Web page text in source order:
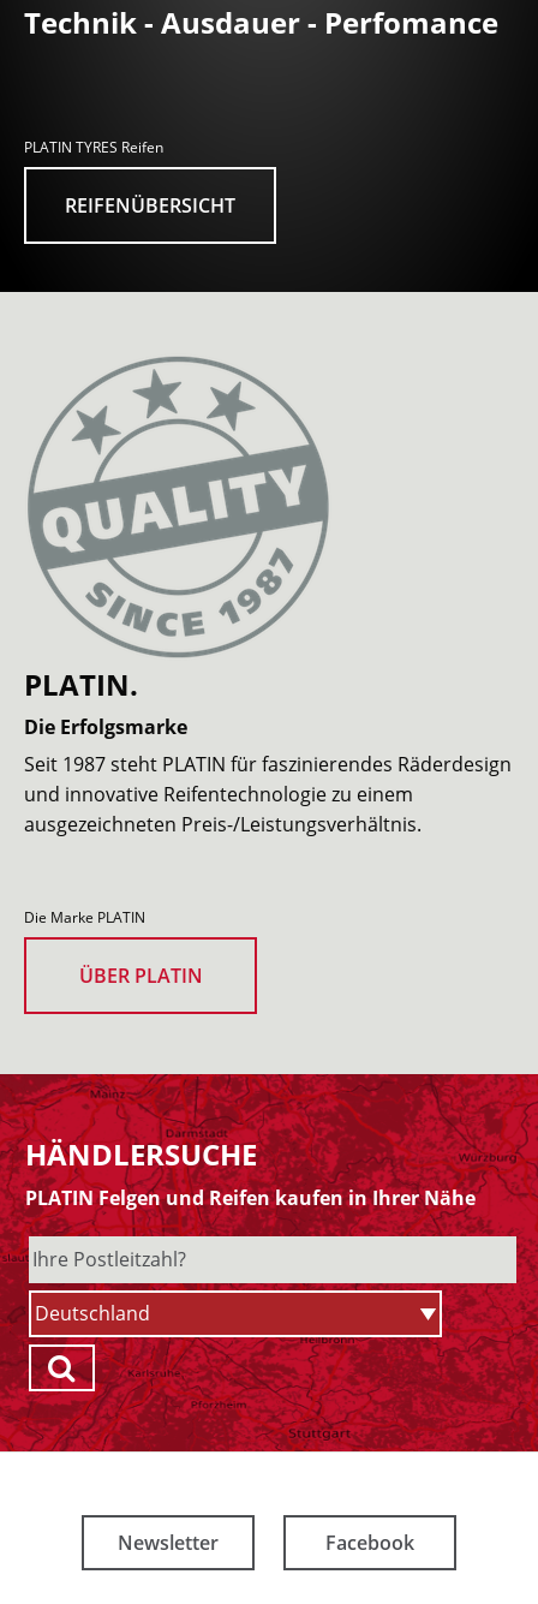
Technik - Ausdauer - Perfomance
PLATIN TYRES Reifen
REIFENÜBERSICHT
PLATIN.
Die Erfolgsmarke
Seit 1987 steht PLATIN für faszinierendes Räderdesign
und innovative Reifentechnologie zu einem
ausgezeichneten Preis-/Leistungsverhältnis.
Die Marke PLATIN
ÜBER PLATIN
HÄNDLERSUCHE
PLATIN Felgen und Reifen kaufen in Ihrer Nähe
Newsletter Facebook